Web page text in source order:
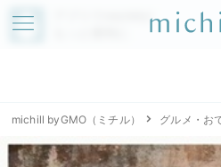
アプリでmichillが
michill byGMO（ミチル） グルメ・お